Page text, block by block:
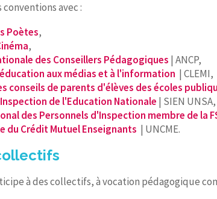
conventions avec :
Poètes,
,
des Conseillers Pédagogiques | ANCP,
aux médias et à l'information | CLEMI,
conseils de parents d'élèves des écoles
de l'Education Nationale | SIEN UNSA,
des Personnels d'Inspection membre de la
du Crédit Mutuel Enseignants | UNCME.
à des collectifs, à vocation pédagogique